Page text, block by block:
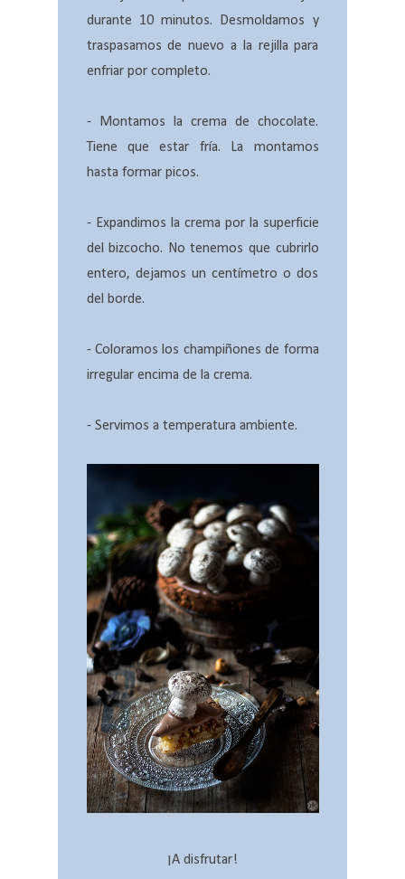
durante 10 minutos. Desmoldamos y
traspasamos de nuevo a la rejilla para
enfriar por completo.
- Montamos la crema de chocolate.
Tiene que estar fría. La montamos
hasta formar picos.
- Expandimos la crema por la superficie
del bizcocho. No tenemos que cubrirlo
entero, dejamos un centímetro o dos
del borde.
- Coloramos los champiñones de forma
irregular encima de la crema.
- Servimos a temperatura ambiente.
¡A disfrutar!